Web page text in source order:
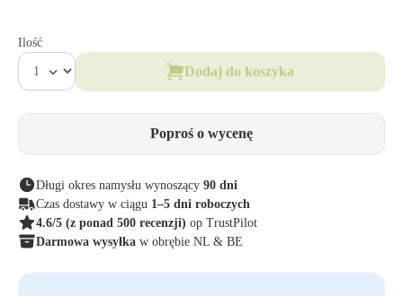
Ilość
Dodaj do koszyka
Poproś o wycenę
Długi okres namysłu wynoszący 90 dni
Czas dostawy w ciągu 1–5 dni roboczych
4.6/5 (z ponad 500 recenzji) op TrustPilot
Darmowa wysyłka w obrębie NL & BE